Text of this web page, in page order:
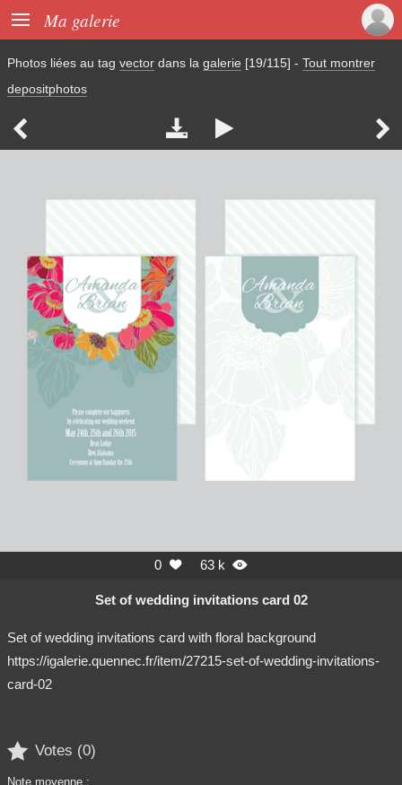
 Ma galerie
Photos liées au tag vector dans la galerie [19/115] - Tout montrer
depositphotos
   
0  63 k 
Set of wedding invitations card 02
Set of wedding invitations card with floral background
https://igalerie.quennec.fr/item/27215-set-of-wedding-invitations-
card-02
 Votes (0)
Note moyenne :